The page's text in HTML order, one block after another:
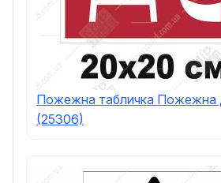
Пожежна табличка Пожежна
(25306)